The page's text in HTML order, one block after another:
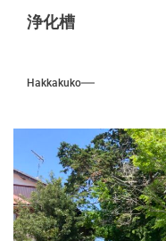
浄化槽
Hakkakuko